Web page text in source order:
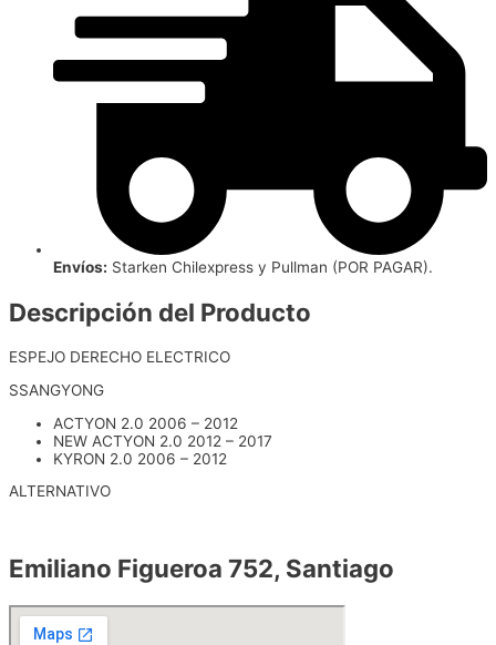
Envíos: Starken Chilexpress y Pullman (POR PAGAR).
Descripción del Producto
ESPEJO DERECHO ELECTRICO
SSANGYONG
ACTYON 2.0 2006 – 2012
NEW ACTYON 2.0 2012 – 2017
KYRON 2.0 2006 – 2012
ALTERNATIVO
Emiliano Figueroa 752, Santiago